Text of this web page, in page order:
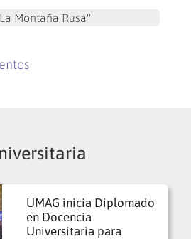
Montaña Rusa"
UMAG inicia Diplomado
en Docencia
Universitaria para